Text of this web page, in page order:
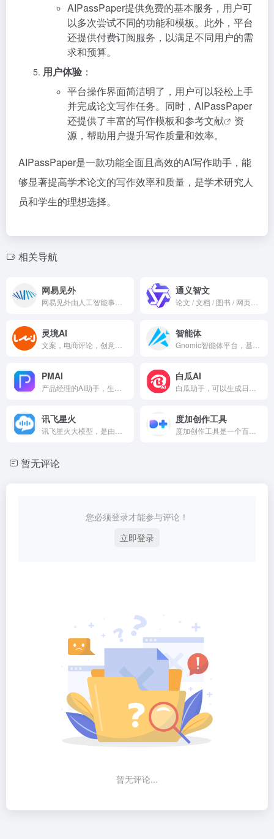
AIPassPaper提供免费的基本服务，用户可
以多次尝试不同的功能和模板。此外，平台
还提供付费订阅服务，以满足不同用户的需
求和预算。
用户体验 ：
平台操作界面简洁明了，用户可以轻松上手
并完成论文写作任务。同时，AIPassPaper
还提供了丰富的写作模板和参考文献
资
源，帮助用户提升写作质量和效率。
AIPassPaper是一款功能全面且高效的AI写作助手，能
够显著提高学术论文的写作效率和质量，是学术研究人
员和学生的理想选择。
相关导航
网易见外 通义智文
灵境AI 智能体
PMAI 白瓜AI
讯飞星火 度加创作工具
暂无评论
您必须登录才能参与评论！
立即登录
暂无评论...